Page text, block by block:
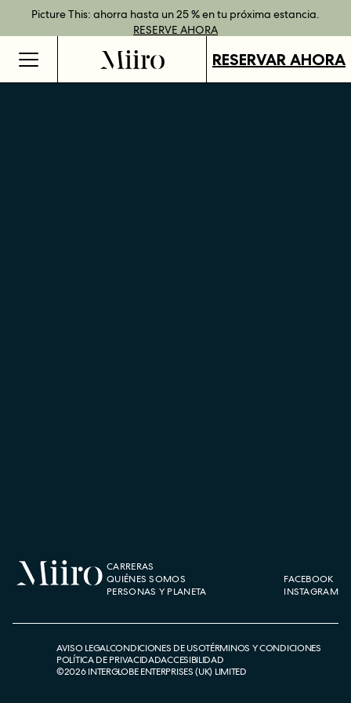
Picture This: ahorra hasta un 25 % en tu próxima estancia.
RESERVE AHORA
Reserva directamente y disfruta de ventajas con nuestras tarifas
flexibles.MÁS INFORMACIÓN
Tarjetas regalo disponibles en todos nuestros destinos.
COMPRAR
Mejor tarifa garantizada al reservar directamenteRESERVE
AHORA
RESERVAR AHORA
CARRERAS
QUIÉNES SOMOS
PERSONAS Y PLANETA
FACEBOOK
INSTAGRAM
AVISO LEGALCONDICIONES DE USOTÉRMINOS Y CONDICIONES
POLÍTICA DE PRIVACIDADACCESIBILIDAD
©2026INTERGLOBE ENTERPRISES (UK) LIMITED